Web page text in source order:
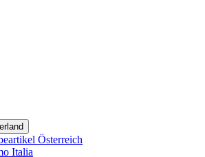
Österreich
Italia